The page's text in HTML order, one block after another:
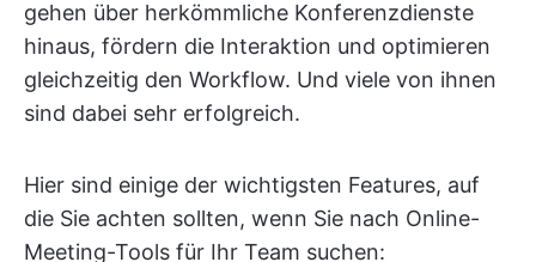
gehen über herkömmliche Konferenzdienste
hinaus, fördern die Interaktion und optimieren
gleichzeitig den Workflow. Und viele von ihnen
sind dabei sehr erfolgreich.
Hier sind einige der wichtigsten Features, auf
die Sie achten sollten, wenn Sie nach Online-
Meeting-Tools für Ihr Team suchen: